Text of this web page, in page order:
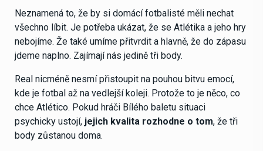
Neznamená to, že by si domácí fotbalisté měli nechat
všechno líbit. Je potřeba ukázat, že se Atlétika a jeho hry
nebojíme. Že také umíme přitvrdit a hlavně, že do zápasu
jdeme naplno. Zajímají nás jedině tři body.
Real nicméně nesmí přistoupit na pouhou bitvu emocí,
kde je fotbal až na vedlejší koleji. Protože to je něco, co
chce Atlético. Pokud hráči Bílého baletu situaci
psychicky ustojí, jejich kvalita rozhodne o tom, že tři
body zůstanou doma.